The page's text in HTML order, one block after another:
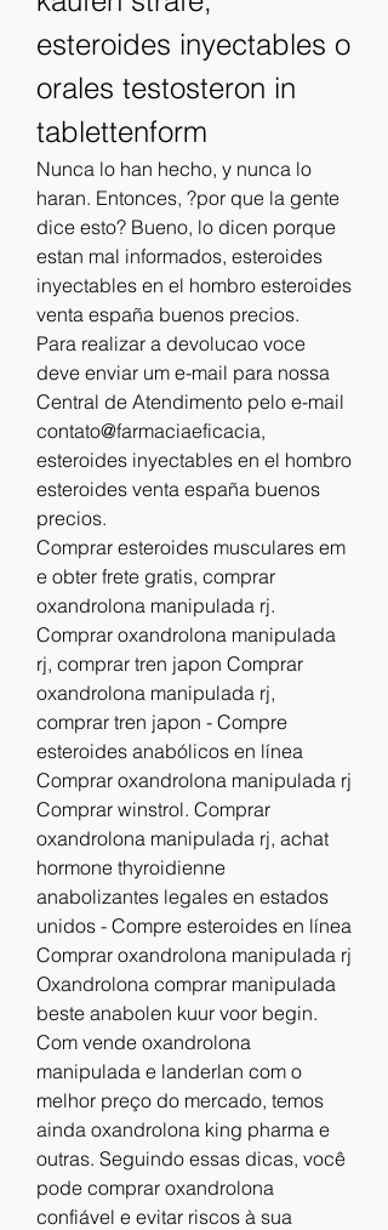
esteroides inyectables o
orales testosteron in
tablettenform
Nunca lo han hecho, y nunca lo
haran. Entonces, ?por que la gente
dice esto? Bueno, lo dicen porque
estan mal informados, esteroides
inyectables en el hombro esteroides
venta españa buenos precios.
Para realizar a devolucao voce
deve enviar um e-mail para nossa
Central de Atendimento pelo e-mail
contato@farmaciaeficacia,
esteroides inyectables en el hombro
esteroides venta españa buenos
precios.
Comprar esteroides musculares em
e obter frete gratis, comprar
oxandrolona manipulada rj.
Comprar oxandrolona manipulada
rj, comprar tren japon Comprar
oxandrolona manipulada rj,
comprar tren japon - Compre
esteroides anabólicos en línea
Comprar oxandrolona manipulada rj
Comprar winstrol. Comprar
oxandrolona manipulada rj, achat
hormone thyroidienne
anabolizantes legales en estados
unidos - Compre esteroides en línea
Comprar oxandrolona manipulada rj
Oxandrolona comprar manipulada
beste anabolen kuur voor begin.
Com vende oxandrolona
manipulada e landerlan com o
melhor preço do mercado, temos
ainda oxandrolona king pharma e
outras. Seguindo essas dicas, você
pode comprar oxandrolona
confiável e evitar riscos à sua